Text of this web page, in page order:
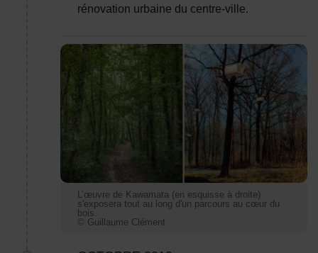
rénovation urbaine du centre-ville.
L’œuvre de Kawamata (en esquisse à droite)
L’œuvre de Kawamata (en esquisse à droite)
s'exposera tout au long d'un parcours au cœur du
bois.
© Guillaume Clément